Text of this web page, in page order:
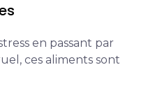
en passant par
ces aliments sont